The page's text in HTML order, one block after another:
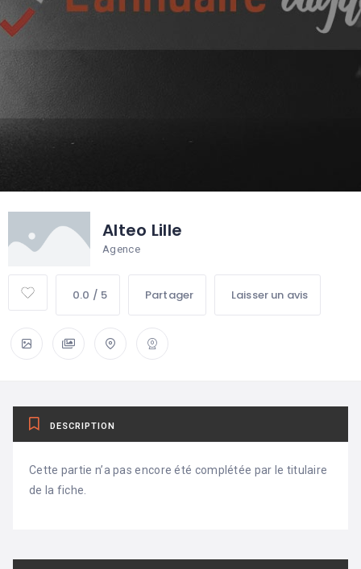
Alteo Lille
Agence
0.0 / 5 Partager Laisser un avis
DESCRIPTION
Cette partie n’a pas encore été complétée par le titulaire
de la fiche.